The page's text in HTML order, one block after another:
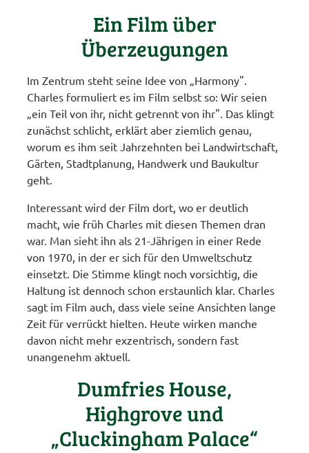
Ein Film über
Überzeugungen
Im Zentrum steht seine Idee von „Harmony".
Charles formuliert es im Film selbst so: Wir seien
„ein Teil von ihr, nicht getrennt von ihr". Das klingt
zunächst schlicht, erklärt aber ziemlich genau,
worum es ihm seit Jahrzehnten bei Landwirtschaft,
Gärten, Stadtplanung, Handwerk und Baukultur
geht.
Interessant wird der Film dort, wo er deutlich
macht, wie früh Charles mit diesen Themen dran
war. Man sieht ihn als 21-Jährigen in einer Rede
von 1970, in der er sich für den Umweltschutz
einsetzt. Die Stimme klingt noch vorsichtig, die
Haltung ist dennoch schon erstaunlich klar. Charles
sagt im Film auch, dass viele seine Ansichten lange
Zeit für verrückt hielten. Heute wirken manche
davon nicht mehr exzentrisch, sondern fast
unangenehm aktuell.
Dumfries House,
Highgrove und
„Cluckingham Palace“